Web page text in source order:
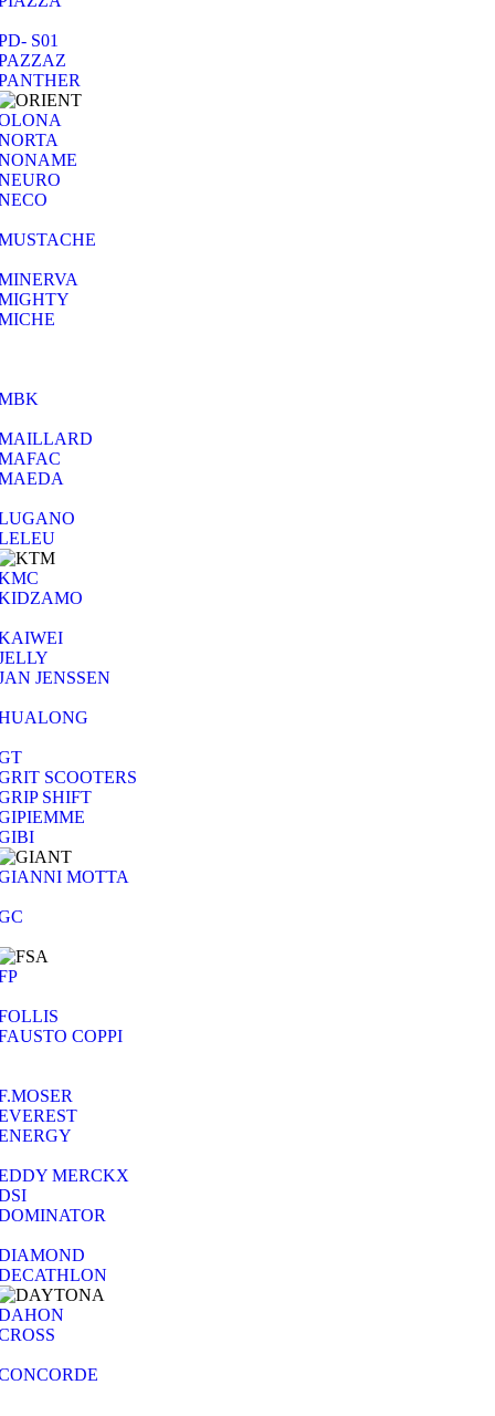
S01
JENSSEN
SCOOTERS
SHIFT
MOTTA
COPPI
MERCKX